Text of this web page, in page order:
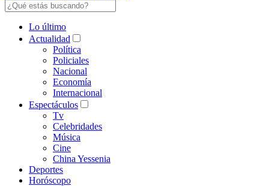
Lo último
Actualidad
Política
Policiales
Nacional
Economía
Internacional
Espectáculos
Tv
Celebridades
Música
Cine
China Yessenia
Deportes
Horóscopo